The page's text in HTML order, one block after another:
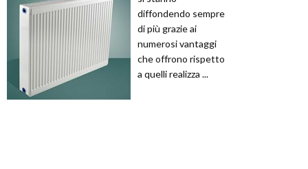
diffondendo sempre
di più grazie ai
numerosi vantaggi
che offrono rispetto
a quelli realizza ...